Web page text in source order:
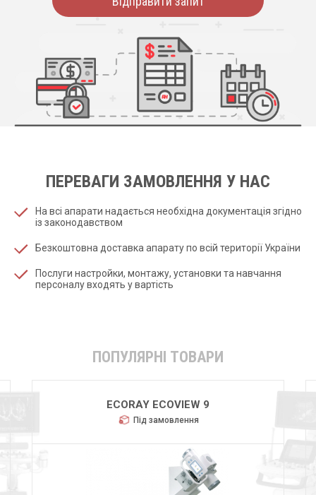
ПЕРЕВАГИ ЗАМОВЛЕННЯ У НАС
На всі апарати надається необхідна документація згідно
із законодавством
Безкоштовна доставка апарату по всій території України
Послуги настройки, монтажу, установки та навчання
персоналу входять у вартість
ПОПУЛЯРНІ ТОВАРИ
GMM POLISTAT M32
Під замовлення